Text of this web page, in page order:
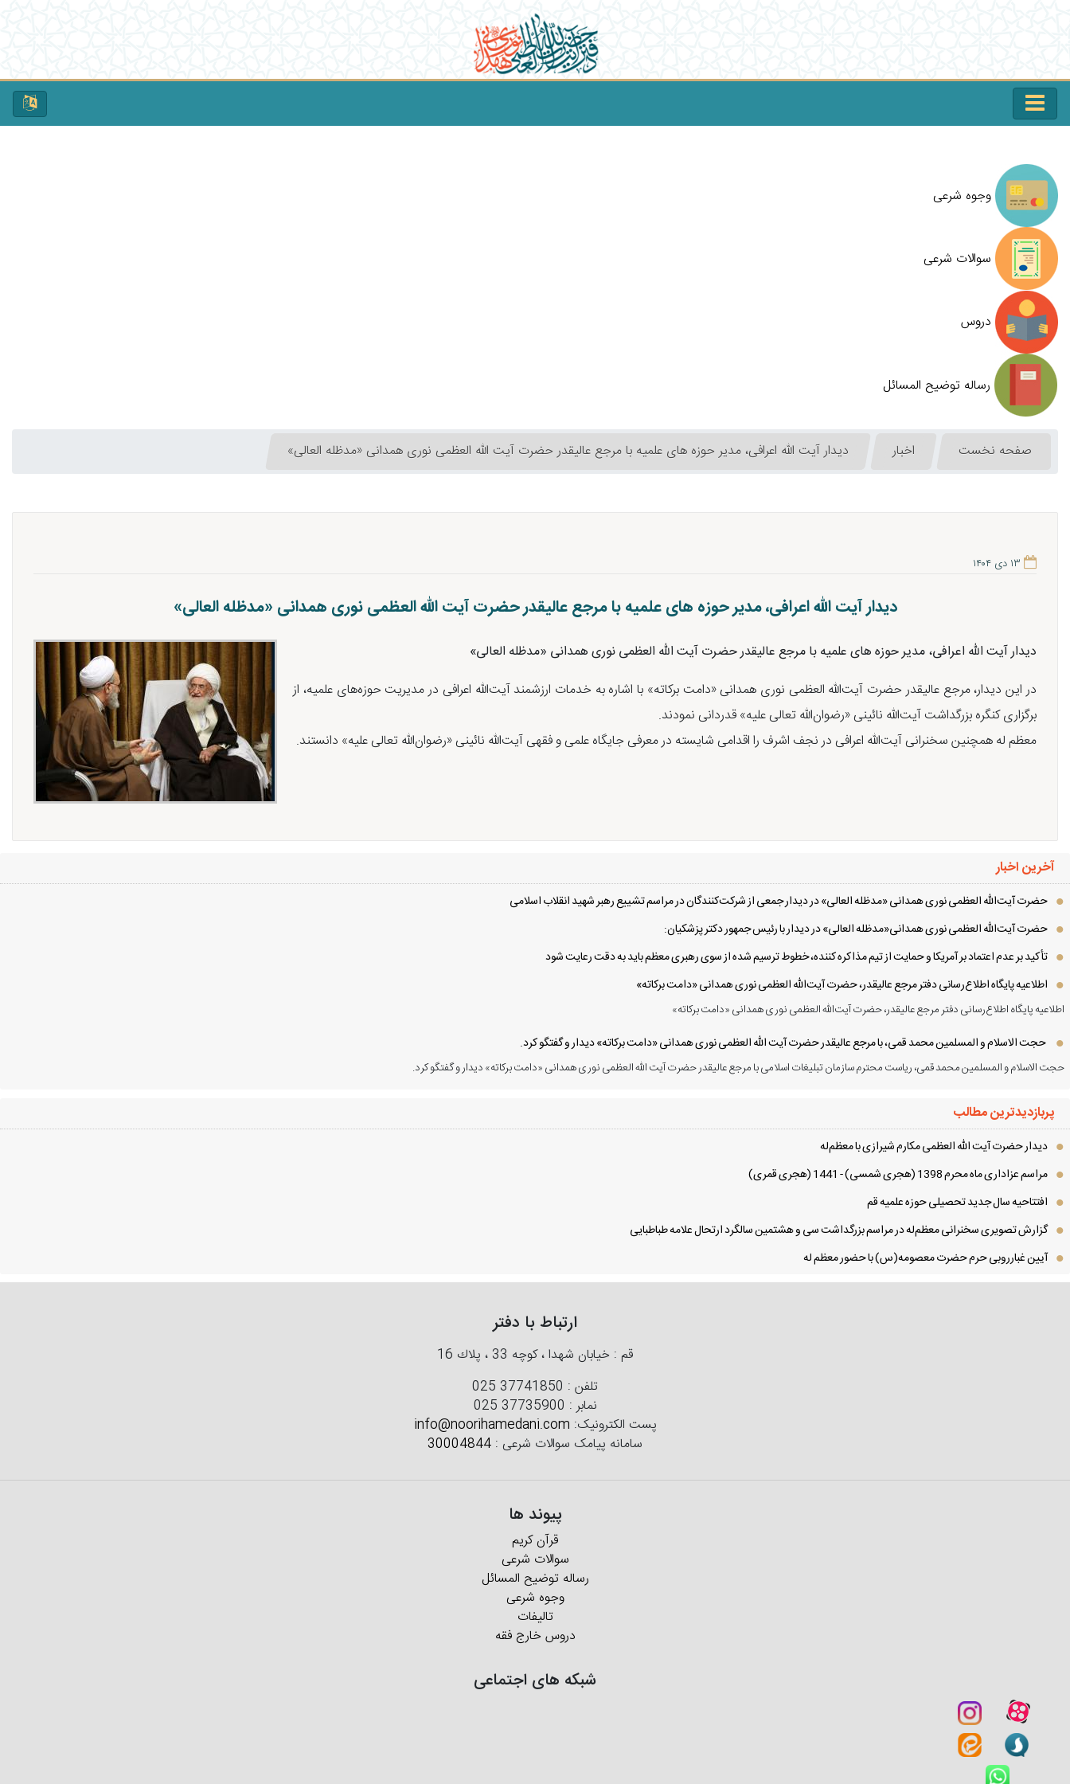
وجوه شرعی
سوالات شرعی
دروس
رساله توضیح المسائل
صفحه نخست اخبار دیدار آیت الله اعرافی، مدیر حوزه های علمیه با مرجع عالیقدر حضرت آیت الله العظمی نوری همدانی «مدظله العالی»
۱۳ دی ۱۴۰۴
دیدار آیت الله اعرافی، مدیر حوزه های علمیه با مرجع عالیقدر حضرت آیت الله العظمی نوری همدانی «مدظله العالی»
دیدار آیت الله اعرافی، مدیر حوزه های علمیه با مرجع عالیقدر حضرت آیت الله العظمی نوری همدانی «مدظله العالی»
در این دیدار، مرجع عالیقدر حضرت آیت‌الله العظمی نوری همدانی «دامت برکاته» با اشاره به خدمات ارزشمند آیت‌الله اعرافی در مدیریت حوزه‌های علمیه، از
برگزاری کنگره بزرگداشت آیت‌الله نائینی «رضوان‌الله تعالی علیه» قدردانی نمودند.
معظم له همچنین سخنرانی آیت‌الله اعرافی در نجف اشرف را اقدامی شایسته در معرفی جایگاه علمی و فقهی آیت‌الله نائینی «رضوان‌الله تعالی علیه» دانستند.
آخرین اخبار
حضرت آیت‌الله العظمی نوری همدانی «مدظله العالی» در دیدار جمعی از شرکت‌کنندگان در مراسم تشییع رهبر شهید انقلاب اسلامی
حضرت آیت‌الله العظمی نوری همدانی«مدظله العالی» در دیدار با رئیس جمهور دکتر پزشکیان:
تأکید بر عدم اعتماد بر آمریکا و حمایت از تیم مذاکره کننده، خطوط ترسیم شده از سوی رهبری معظم باید به دقت رعایت شود
اطلاعیه پایگاه اطلاع‌رسانی دفتر مرجع عالیقدر، حضرت آیت‌الله العظمی نوری همدانی «دامت برکاته»
اطلاعیه پایگاه اطلاع‌رسانی دفتر مرجع عالیقدر، حضرت آیت‌الله العظمی نوری همدانی «دامت برکاته»
حجت الاسلام و المسلمین محمد قمی، با مرجع عالیقدر حضرت آیت الله العظمی نوری همدانی «دامت برکاته» دیدار و گفتگو کرد.
حجت الاسلام و المسلمین محمد قمی، ریاست محترم سازمان تبلیغات اسلامی با مرجع عالیقدر حضرت آیت الله العظمی نوری همدانی «دامت برکاته» دیدار و گفتگو کرد.
پربازدیدترین مطالب
دیدار حضرت آیت الله العظمی مكارم شیرازی با معظم‌له
مراسم عزاداری ماه محرم 1398 (هجری شمسی) - 1441 (هجری قمری)
افتتاحیه سال جدید تحصیلی حوزه علمیه قم
گزارش تصویری سخنرانی معظم‌له در مراسم بزرگداشت سی و هشتمین سالگرد ارتحال علامه طباطبایی
آیین غبارروبی حرم حضرت معصومه(س) با حضور معظم له
ارتباط با دفتر
قم : خیابان شهدا ، كوچه 33 ، پلاك 16
تلفن : 025 37741850
نمابر : 025 37735900
پست الکترونیک: info@noorihamedani.com
سامانه پیامک سوالات شرعی : 30004844
پیوند ها
قرآن کریم
سوالات شرعی
رساله توضیح المسائل
وجوه شرعی
تالیفات
دروس خارج فقه
شبکه های اجتماعی